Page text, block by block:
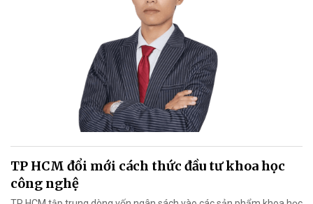
TP HCM đổi mới cách thức đầu tư khoa học
công nghệ